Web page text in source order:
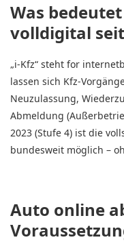
Was
volldigital
„i-Kfz“ steht for
lassen sich Kfz-
Neuzulassung,
Abmeldung
2023 (Stufe 4) ist die
bundesweit möglich –
Auto online